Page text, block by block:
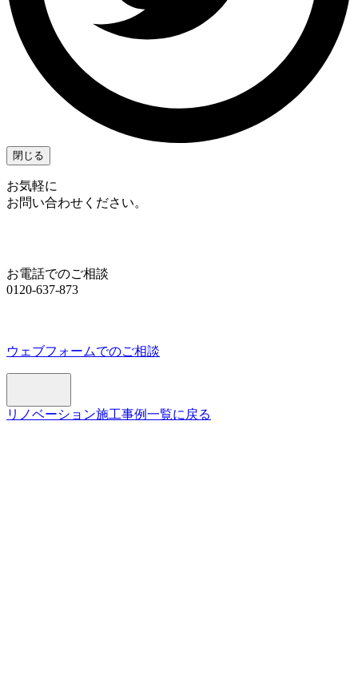
閉じる
お気軽に
お問い合わせください。
お電話でのご相談
0120-637-873
ウェブフォームでのご相談
リノベーション施工事例一覧に戻る